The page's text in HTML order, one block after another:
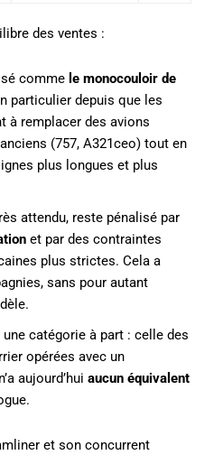
des ventes :
comme le monocouloir de
particulier depuis que les
à remplacer des avions
(757, A321ceo) tout en
plus longues et plus
attendu, reste pénalisé par
et par des contraintes
plus strictes. Cela a
sans pour autant
une catégorie à part : celle des
opérées avec un
aujourd’hui aucun équivalent
et son concurrent